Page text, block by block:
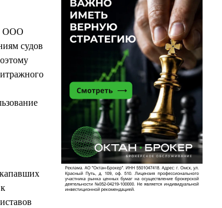
ООО
судов